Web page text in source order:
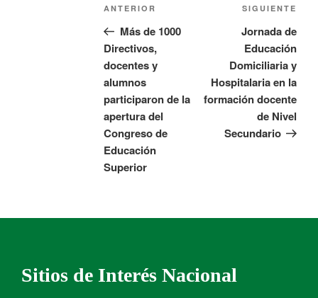
ANTERIOR
Más de 1000
Directivos,
docentes y
alumnos
participaron de la
apertura del
Congreso de
Educación
Superior
SIGUIENTE
Jornada de
Educación
Domiciliaria y
Hospitalaria en la
formación docente
de Nivel
Secundario
Sitios de Interés Nacional